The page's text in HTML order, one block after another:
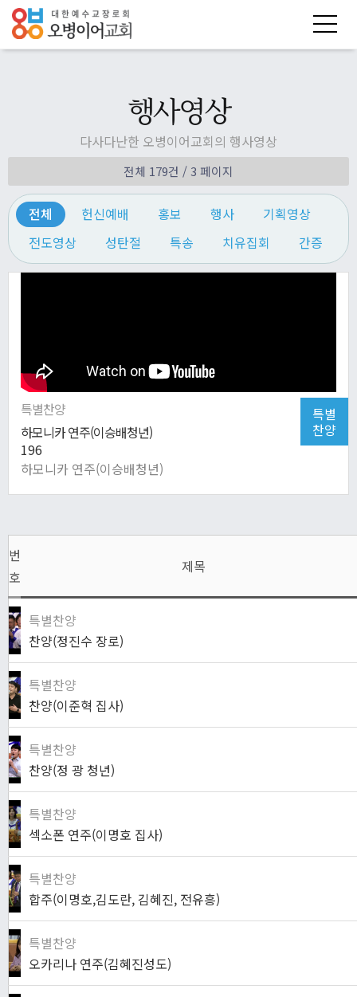
행사영상
다사다난한 오병이어교회의 행사영상
전체 179건 / 3 페이지
전체 헌신예배 홍보 행사
기획영상
전도영상
성탄절 특송 치유집회 간증
특별
찬양
특별찬양
하모니카 연주(이승배청년)
196
하모니카 연주(이승배청년)
번
호
제목
특별찬양
찬양(정진수 장로)
특별찬양
찬양(이준혁 집사)
특별찬양
찬양(정 광 청년)
특별찬양
섹소폰 연주(이명호 집사)
특별찬양
합주(이명호,김도란, 김혜진, 전유흥)
특별찬양
오카리나 연주(김혜진성도)